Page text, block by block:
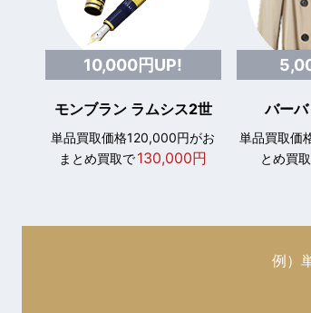
10,000円UP!
モンブラン ラムシス2世
単品買取価格120,000円がお
まとめ買取で130,000円
バーバ
単品買取価
とめ買
例）